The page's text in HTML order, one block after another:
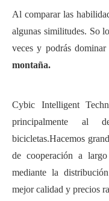
Al comparar las
algunas similitudes. So
veces y podrás
montaña.
Cybic Intelligent
principalmente al
bicicletas.Hacemos
de cooperación a
mediante la
mejor calidad y precios